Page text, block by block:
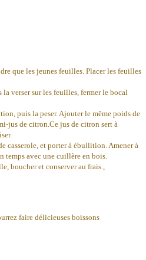
que les jeunes feuilles. Placer les feuilles
verser sur les feuilles, fermer le bocal
puis la peser. Ajouter le même poids de
jus de citron.Ce jus de citron sert à
casserole, et porter à ébullition. Amener à
temps avec une cuillère en bois.
boucher et conserver au frais.,
faire délicieuses boissons